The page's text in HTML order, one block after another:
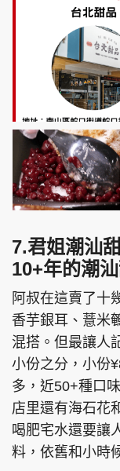
7.君姐潮汕
10+年的潮
阿叔在這賣了十
香芋銀耳、薏米
混搭。但最讓人
小份之分，小份
多，近50+種口
店里還有海石花
喝肥宅水還要讓
料，依舊和小時